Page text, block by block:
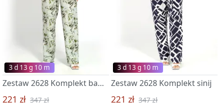
3 d 13 g 09 m
Zestaw 2628 Komplekt bambuk
221 zł 347 zł
3 d 13 g 09 m
Zestaw 2628 Komplekt sinij
221 zł 347 zł